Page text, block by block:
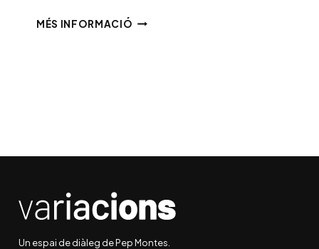
MÉS INFORMACIÓ ELS
Un espai de diàleg de Pep Montes.